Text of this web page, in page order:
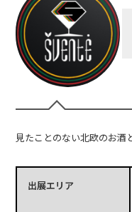
見たことのない北欧のお酒
出展エリア